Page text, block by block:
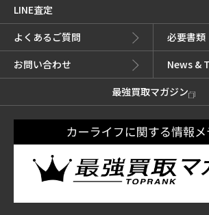
LINE査定
よくあるご質問
必要書類
お問い合わせ
News &
最強買取マガジン